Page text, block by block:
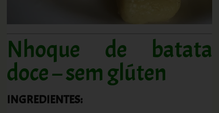
Nhoque de batata
doce – sem glúten
INGREDIENTES: